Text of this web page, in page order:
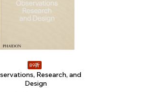
89折
Research, and
Design